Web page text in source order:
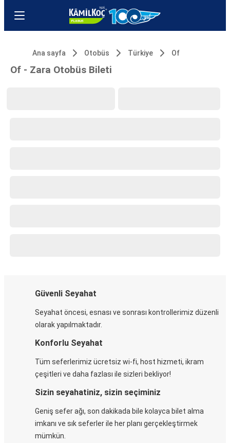
Ana sayfa Otobüs Türkiye Of
Of - Zara Otobüs Bileti
Güvenli Seyahat
Seyahat öncesi, esnası ve sonrası kontrollerimiz düzenli
olarak yapılmaktadır.
Konforlu Seyahat
Tüm seferlerimiz ücretsiz wi-fi, host hizmeti, ikram
çeşitleri ve daha fazlası ile sizleri bekliyor!
Sizin seyahatiniz, sizin seçiminiz
Geniş sefer ağı, son dakikada bile kolayca bilet alma
imkanı ve sık seferler ile her planı gerçekleştirmek
mümkün.